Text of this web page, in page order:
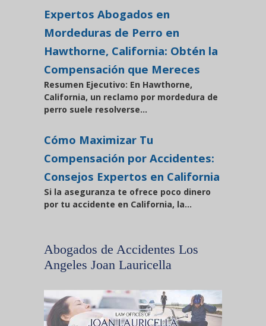
Expertos Abogados en
Mordeduras de Perro en
Hawthorne, California: Obtén la
Compensación que Mereces
Resumen Ejecutivo: En Hawthorne,
California, un reclamo por mordedura de
perro suele resolverse...
Cómo Maximizar Tu
Compensación por Accidentes:
Consejos Expertos en California
Si la aseguranza te ofrece poco dinero
por tu accidente en California, la...
Abogados de Accidentes Los
Angeles Joan Lauricella